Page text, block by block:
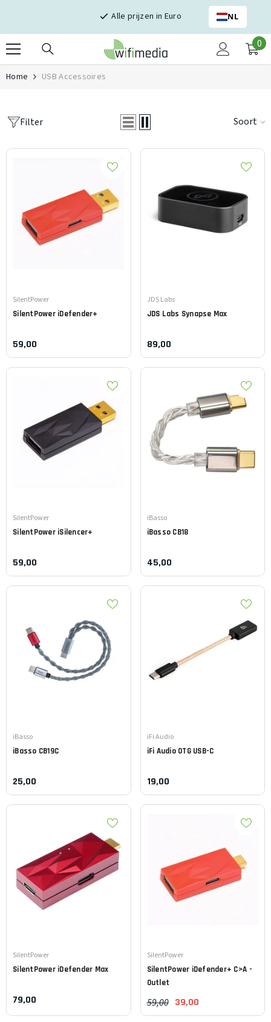
Alle prijzen in Euro NL
0
0
Home USB Accessoires
Filter Soort
Leverancier:
SilentPower
SilentPower iDefender+
59,00
Leverancier:
JDS Labs
JDS Labs Synapse Max
89,00
Leverancier:
SilentPower
SilentPower iSilencer+
59,00
Leverancier:
iBasso
iBasso CB18
45,00
Leverancier:
iBasso
iBasso CB19C
25,00
Leverancier:
iFi Audio
iFi Audio OTG USB-C
19,00
Leverancier:
SilentPower
SilentPower iDefender Max
79,00
Leverancier:
SilentPower
SilentPower iDefender+ C>A -
Outlet
59,00 39,00